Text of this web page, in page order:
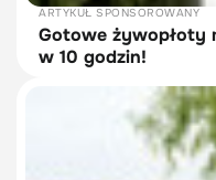
ARTYKUŁ SPONSOROWANY
Gotowe żywopłoty
w 10 godzin!